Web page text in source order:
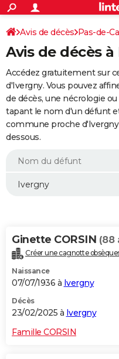
ACTUALITÉS
Politique
Société
Faits Divers
Education
Monde
Villes
+
SPORT
Coupe du monde 2026
Football
Tennis
Cyclisme
Rugby
Forum
Programme TV
TNT
Streaming
Cinéma
Sorties cinéma
Musique
+
FINANCE
Retraite
Epargne
Immobilier
Risques naturels par ville
Assurance
AUTO
Essais
Réserver un essai
Citadines
Berlines
SUV
Forum auto
+
HIGH-TECH
BRICOLAGE
WEEK-END
Alimentation
Guide de la santé
Maladies
Médicaments
Sommeil
VOYAGE
Destinations
City break
Voyage nature
Voyage de noces
Forum
Climat
+PHOTO
GUIDES D'ACHAT
Avis de décès Pas-de-
Avis de décès
Accédez gratuitement sur
d'Ivergny. Vous pouvez
de décès, une nécrologie
tapant le nom d'un défunt
commune proche
dessous.
Ginette CORSIN (88
Créer une cagnotte
Naissance
07/07/1936 à Ivergny
Décès
23/02/2025 à Ivergny
Famille CORSIN